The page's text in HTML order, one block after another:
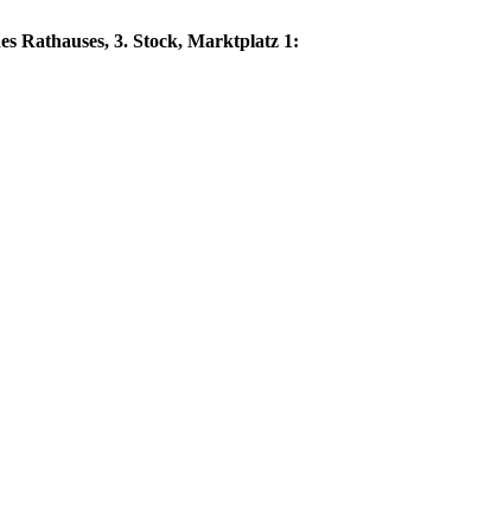
Rathauses, 3. Stock, Marktplatz 1: